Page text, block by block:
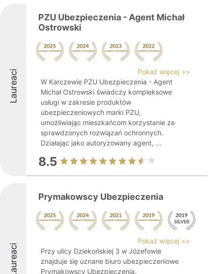
Laureaci
PZU Ubezpieczenia - Agent Michał
Ostrowski
Pokaż więcej >>
W Karczewie PZU Ubezpieczenia - Agent
Michał Ostrowski świadczy kompleksowe
usługi w zakresie produktów
ubezpieczeniowych marki PZU,
umożliwiając mieszkańcom korzystanie ze
sprawdzonych rozwiązań ochronnych.
Działając jako autoryzowany agent, ...
8.5
Laureaci
Prymakowscy Ubezpieczenia
Pokaż więcej >>
Przy ulicy Dziekońskiej 3 w Józefowie
znajduje się uznane biuro ubezpieczeniowe
Prymakowscy Ubezpieczenia.